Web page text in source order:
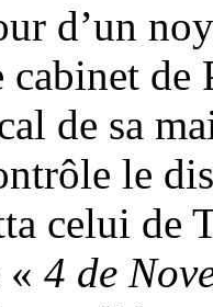
d’un
cabinet de
de sa
le
celui de
« 4 de